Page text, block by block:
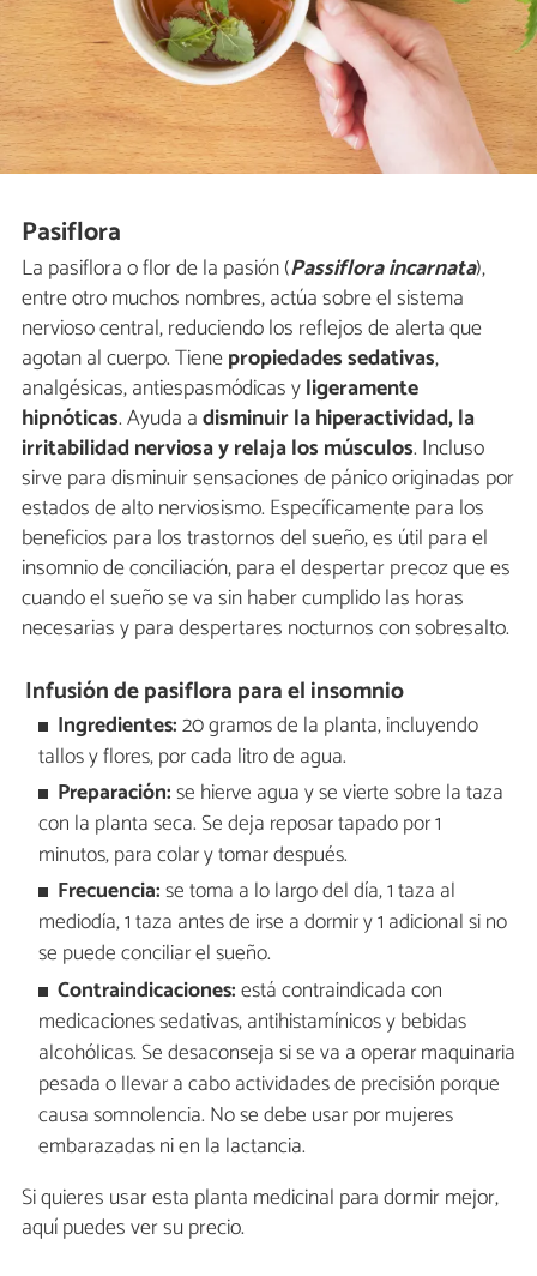
Pasiflora
La pasiflora o flor de la pasión (Passiflora incarnata),
entre otro muchos nombres, actúa sobre el sistema
nervioso central, reduciendo los reflejos de alerta que
agotan al cuerpo. Tienepropiedades sedativas,
analgésicas, antiespasmódicas yligeramente
hipnóticas. Ayuda adisminuir la hiperactividad, la
irritabilidad nerviosa yrelaja los músculos. Incluso
sirve para disminuir sensaciones de pánico originadas por
estados de alto nerviosismo. Específicamente para los
beneficios para los trastornos del sueño, es útil para el
insomnio de conciliación, para el despertar precoz que es
cuando el sueño se va sin haber cumplido las horas
necesarias y para despertares nocturnos con sobresalto.
Infusión de pasiflora para el insomnio
Ingredientes:20 gramos de la planta, incluyendo
tallos y flores, por cada litro de agua.
Preparación:se hierve agua y se vierte sobre la taza
con la planta seca. Se deja reposar tapado por 1
minutos, para colar y tomar después.
Frecuencia:se toma a lo largo del día, 1 taza al
mediodía, 1 taza antes de irse a dormir y 1 adicional si no
se puede conciliar el sueño.
Contraindicaciones:está contraindicada con
medicaciones sedativas, antihistamínicos y bebidas
alcohólicas. Se desaconseja si se va a operar maquinaria
pesada o llevar a cabo actividades de precisión porque
causa somnolencia. No se debe usar por mujeres
embarazadas ni en la lactancia.
Si quieres usar esta planta medicinal para dormir mejor,
aquí puedes ver su precio.